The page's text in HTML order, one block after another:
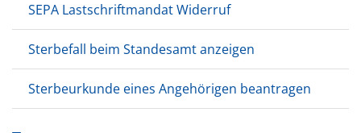
SEPA Lastschriftmandat Widerruf
Sterbefall beim Standesamt anzeigen
Sterbeurkunde eines Angehörigen beantragen